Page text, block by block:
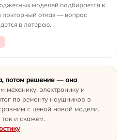
моделей подбирается к
повторный отказ — вопрос
в лотерею.
потом решение — она
механику, электронику и
по ремонту наушников в
с ценой новой модели.
и скажем.